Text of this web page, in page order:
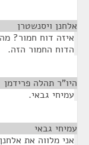
אלחנן ויסנשטרן
איזה דוח חמור?
הדוח החמור הזה.
היו"ר תהלה פרידמן
עמיחי גבאי.
עמיחי גבאי
אני מלווה את